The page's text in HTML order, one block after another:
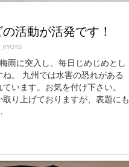
活動が活発です！
雨に突入し、毎日じめじめとし
。 九州では水害の恐れがある
います。お気を付け下さい。
り上げておりますが、表題にも